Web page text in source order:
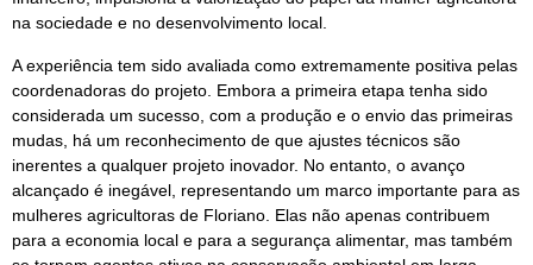
na sociedade e no desenvolvimento local.
A experiência tem sido avaliada como extremamente positiva pelas
coordenadoras do projeto. Embora a primeira etapa tenha sido
considerada um sucesso, com a produção e o envio das primeiras
mudas, há um reconhecimento de que ajustes técnicos são
inerentes a qualquer projeto inovador. No entanto, o avanço
alcançado é inegável, representando um marco importante para as
mulheres agricultoras de Floriano. Elas não apenas contribuem
para a economia local e para a segurança alimentar, mas também